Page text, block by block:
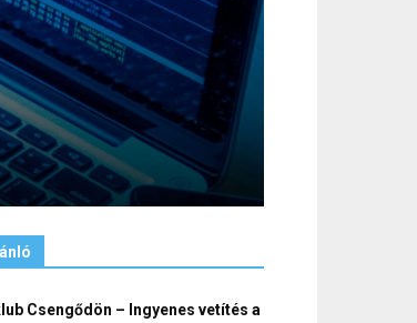
Csengődön – Ingyenes vetítés a